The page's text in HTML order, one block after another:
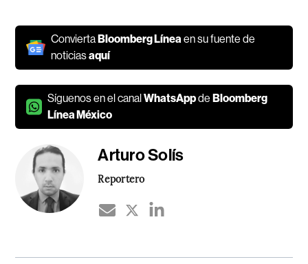
ConviertaBloomberg Líneaen su fuente de
noticiasaquí
Síguenos en el canalWhatsAppdeBloomberg
Línea México
Arturo Solís
Reportero